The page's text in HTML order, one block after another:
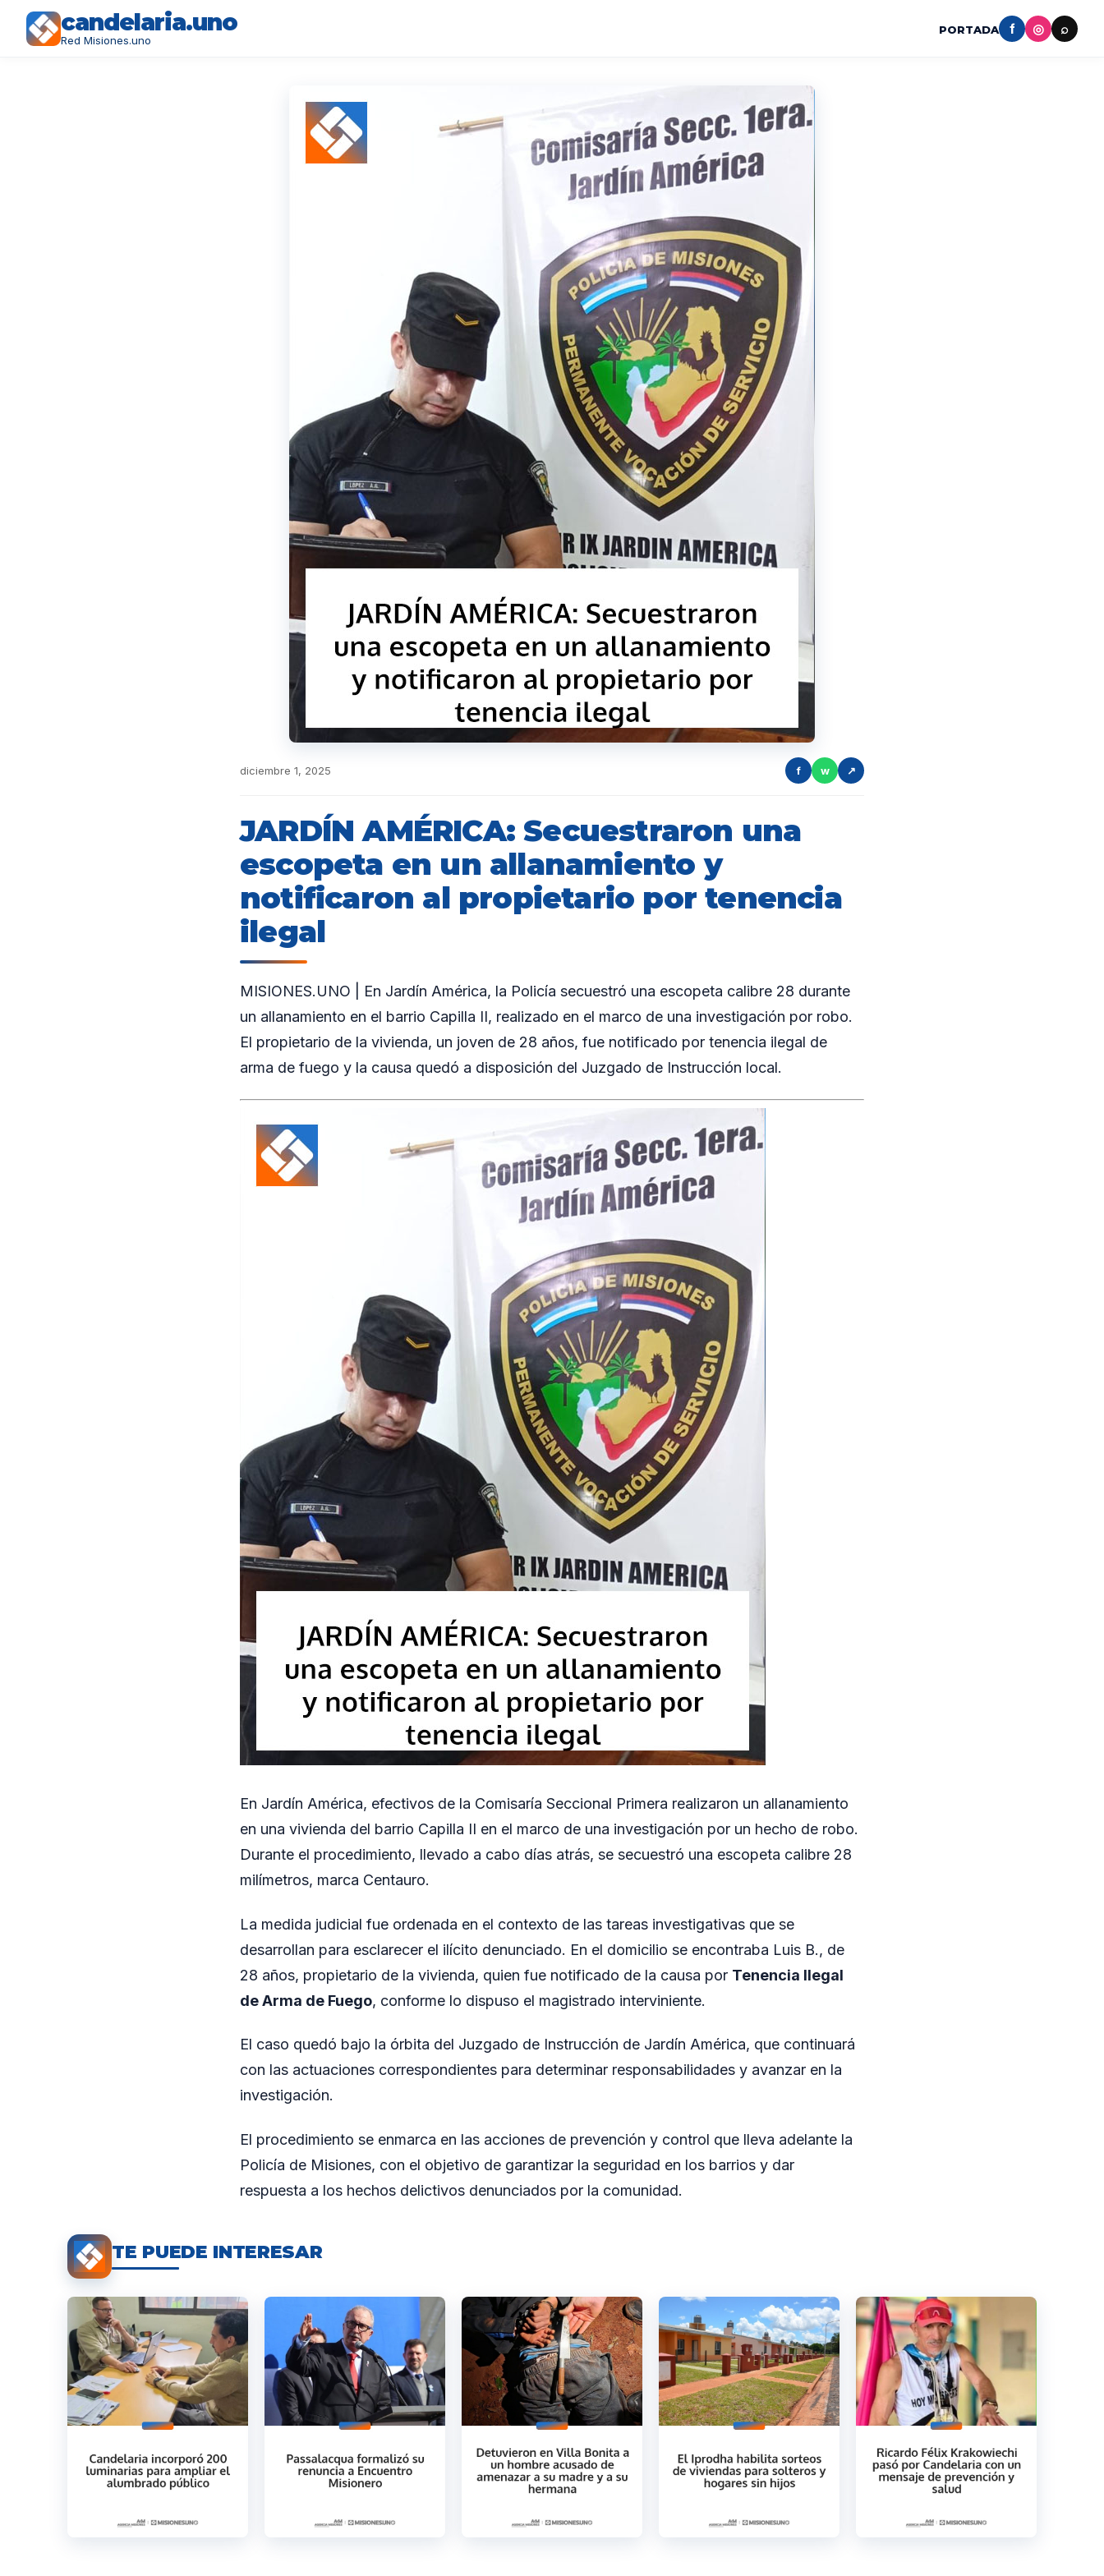
candelaria.uno
Red Misiones.uno
PORTADA f ◎ ⌕
diciembre 1, 2025 f w ↗
JARDÍN AMÉRICA: Secuestraron una
escopeta en un allanamiento y
notificaron al propietario por tenencia
ilegal
MISIONES.UNO | En Jardín América, la Policía secuestró una escopeta calibre 28 durante
un allanamiento en el barrio Capilla II, realizado en el marco de una investigación por robo.
El propietario de la vivienda, un joven de 28 años, fue notificado por tenencia ilegal de
arma de fuego y la causa quedó a disposición del Juzgado de Instrucción local.
En Jardín América, efectivos de la Comisaría Seccional Primera realizaron un allanamiento
en una vivienda del barrio Capilla II en el marco de una investigación por un hecho de robo.
Durante el procedimiento, llevado a cabo días atrás, se secuestró una escopeta calibre 28
milímetros, marca Centauro.
La medida judicial fue ordenada en el contexto de las tareas investigativas que se
desarrollan para esclarecer el ilícito denunciado. En el domicilio se encontraba Luis B., de
28 años, propietario de la vivienda, quien fue notificado de la causa por Tenencia Ilegal
de Arma de Fuego, conforme lo dispuso el magistrado interviniente.
El caso quedó bajo la órbita del Juzgado de Instrucción de Jardín América, que continuará
con las actuaciones correspondientes para determinar responsabilidades y avanzar en la
investigación.
El procedimiento se enmarca en las acciones de prevención y control que lleva adelante la
Policía de Misiones, con el objetivo de garantizar la seguridad en los barrios y dar
respuesta a los hechos delictivos denunciados por la comunidad.
TE PUEDE INTERESAR